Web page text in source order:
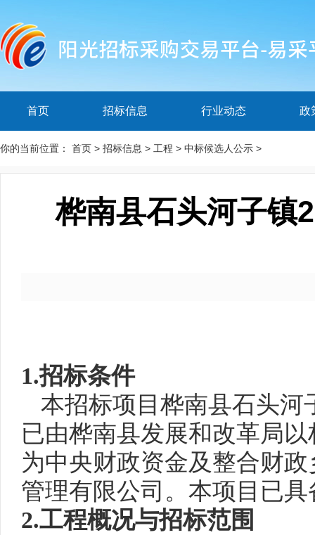
首页 招标信息 行业动态 政
你的当前位置： 首页 > 招标信息 > 工程 > 中标候选人公示 >
桦南县石头河子镇
1.招标条件
本招标项 目 桦南县石头河
已由桦南县发展和改革局
为中央财政资金及整合财
管理有限公司。本项目已
2.工程概况与招标范围